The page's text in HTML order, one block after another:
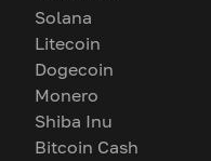
Solana
Litecoin
Dogecoin
Monero
Shiba Inu
Bitcoin Cash